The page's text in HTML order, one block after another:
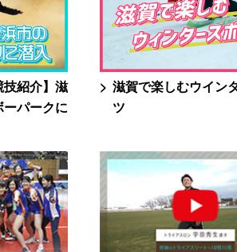
技紹介】滋
パークに
滋賀で楽しむウイン
ツ